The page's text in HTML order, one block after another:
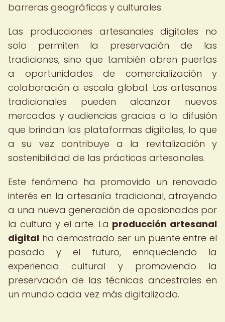
barreras geográficas y culturales.
Las producciones artesanales digitales no
solo permiten la preservación de las
tradiciones, sino que también abren puertas
a oportunidades de comercialización y
colaboración a escala global. Los artesanos
tradicionales pueden alcanzar nuevos
mercados y audiencias gracias a la difusión
que brindan las plataformas digitales, lo que
a su vez contribuye a la revitalización y
sostenibilidad de las prácticas artesanales.
Este fenómeno ha promovido un renovado
interés en la artesanía tradicional, atrayendo
a una nueva generación de apasionados por
la cultura y el arte. La producción artesanal
digital ha demostrado ser un puente entre el
pasado y el futuro, enriqueciendo la
experiencia cultural y promoviendo la
preservación de las técnicas ancestrales en
un mundo cada vez más digitalizado.